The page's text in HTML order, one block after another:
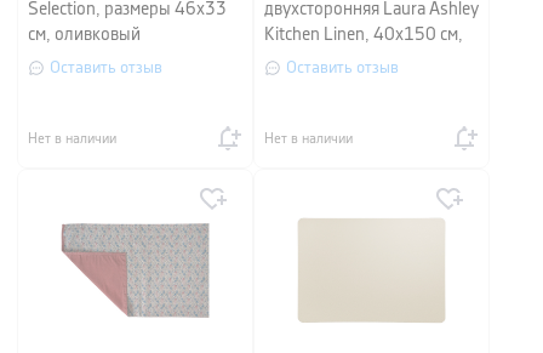
Selection, размеры 46х33
см, оливковый
Оставить отзыв
Нет в наличии
двухсторонняя Laura Ashley
Kitchen Linen, 40х150 см,
синий/цветочный принт
Оставить отзыв
Нет в наличии